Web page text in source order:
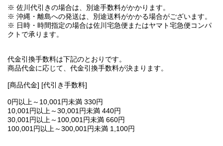
※ 佐川代引きの場合は、別途手数料がかかります。
※ 沖縄・離島への発送は、別途送料がかかる場合がございます。
※ 日時・時間指定の場合は佐川宅急便またはヤマト宅急便コンパ
クトで承ります。
代金引換手数料は下記のとおりです。
商品代金に応じて、代金引換手数料が決まります。
[商品代金] [代引き手数料]
0円以上～10,001円未満 330円
10,001円以上～30,001円未満 440円
30,001円以上～100,001円未満 660円
100,001円以上～300,001円未満 1,100円